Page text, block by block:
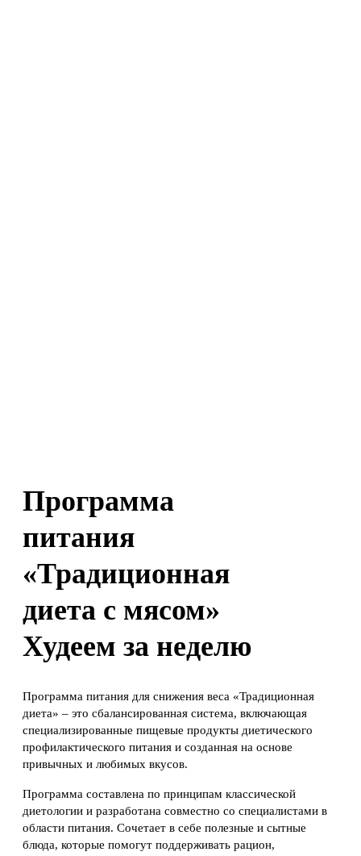
Программа
питания
«Традиционная
диета с мясом»
Худеем за неделю
Программа питания для снижения веса «Традиционная
диета» – это сбалансированная система, включающая
специализированные пищевые продукты диетического
профилактического питания и созданная на основе
привычных и любимых вкусов.
Программа составлена по принципам классической
диетологии и разработана совместно со специалистами в
области питания. Сочетает в себе полезные и сытные
блюда, которые помогут поддерживать рацион,